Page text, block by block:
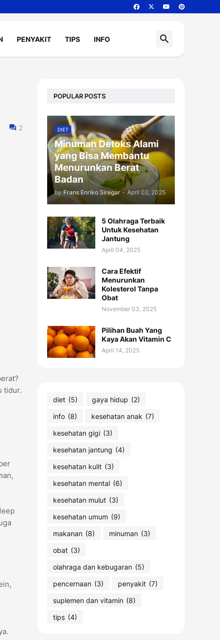
PENYAKIT TIPS INFO
2
tidur.
POPULAR POSTS
DIET
Minuman Detoks Alami
yang Bisa Membantu
Menurunkan Berat
Badan
by Frans Enriko Siregar - April 02, 2025
5 Olahraga Terbaik
Untuk Kesehatan
Jantung
April 04, 2025
Cara Efektif
Menurunkan
Kolesterol Tanpa
Obat
November 03, 2025
Pilihan Buah Yang
Kaya Akan Vitamin C
April 14, 2025
diet (5) gaya hidup (2)
info (8) kesehatan anak (7)
kesehatan gigi (3)
kesehatan jantung (4)
kesehatan kulit (3)
kesehatan mental (6)
kesehatan mulut (3)
kesehatan umum (9)
makanan (8) minuman (3)
obat (3)
olahraga dan kebugaran (5)
pencernaan (3) penyakit (7)
suplemen dan vitamin (8)
tips (4)